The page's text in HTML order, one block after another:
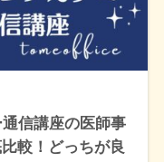
信講座の医師事
較！どっちが良